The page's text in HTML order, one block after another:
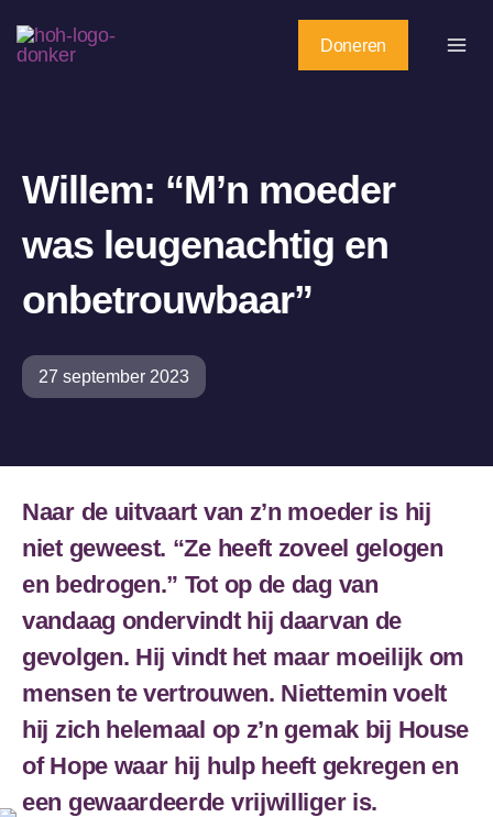
naar
Doneren
Willem: “M’n moeder
was leugenachtig en
onbetrouwbaar”
27 september 2023
Naar de uitvaart van z’n moeder is hij
niet geweest. “Ze heeft zoveel gelogen
en bedrogen.” Tot op de dag van
vandaag ondervindt hij daarvan de
gevolgen. Hij vindt het maar moeilijk om
mensen te vertrouwen. Niettemin voelt
hij zich helemaal op z’n gemak bij House
of Hope waar hij hulp heeft gekregen en
een gewaardeerde vrijwilliger is.